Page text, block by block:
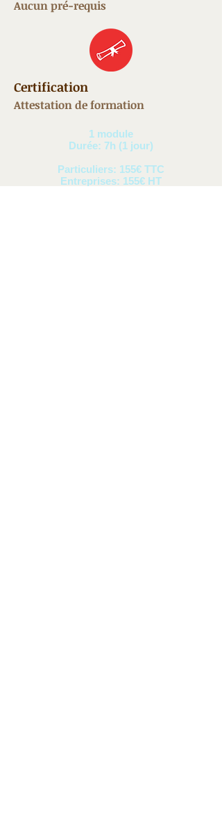
Aucun pré-requis
Certification
Attestation de formation
1 module
Durée: 7h (1 jour)
Particuliers: 155€ TTC
Entreprises: 155€ HT